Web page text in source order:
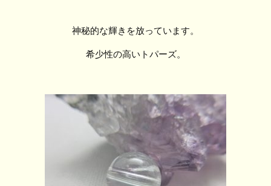
神秘的な輝きを放っています。
希少性の高いトパーズ。